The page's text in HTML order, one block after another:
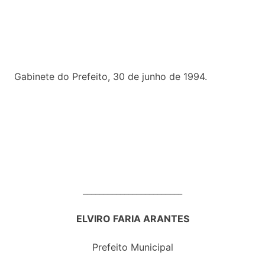
Gabinete do Prefeito, 30 de junho de 1994.
ELVIRO FARIA ARANTES
Prefeito Municipal